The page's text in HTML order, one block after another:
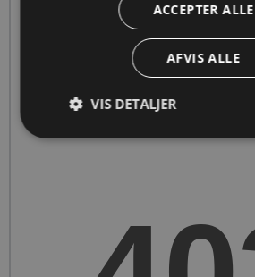
Engineering-
ACCEPTER ALLE
AFVIS ALLE
VIS DETALJER